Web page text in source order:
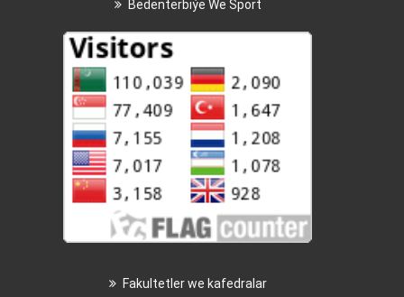
Bedenterbiýe We Sport
Fakultetler we kafedralar